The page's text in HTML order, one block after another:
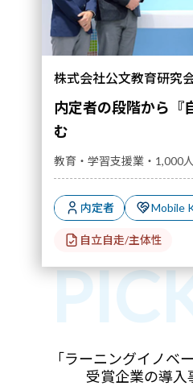
株式会社公文教育研究
内定者の段階から『
む
教育・学習支援業・1,000
内定者 Mobile
自立自走/主体性
「ラーニングイノベ
受賞企業の導入